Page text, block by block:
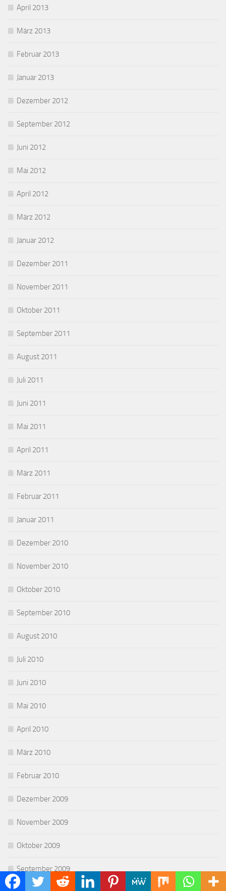
April 2013
März 2013
Februar 2013
Januar 2013
Dezember 2012
September 2012
Juni 2012
Mai 2012
April 2012
März 2012
Januar 2012
Dezember 2011
November 2011
Oktober 2011
September 2011
August 2011
Juli 2011
Juni 2011
Mai 2011
April 2011
März 2011
Februar 2011
Januar 2011
Dezember 2010
November 2010
Oktober 2010
September 2010
August 2010
Juli 2010
Juni 2010
Mai 2010
April 2010
März 2010
Februar 2010
Dezember 2009
November 2009
Oktober 2009
September 2009